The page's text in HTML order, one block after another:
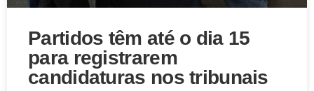
Partidos têm até o dia 15
para registrarem
candidaturas nos tribunais